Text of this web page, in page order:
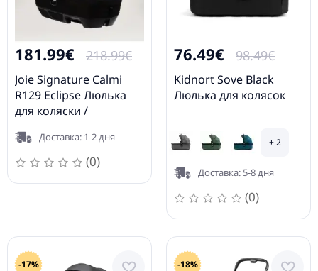
181.99€ 218.99€
Joie Signature Calmi
R129 Eclipse Люлька
для коляски /
Доставка: 1-2 дня
(0)
76.49€ 98.49€
Kidnort Sove Black
Люлька для колясок
+ 2
Доставка: 5-8 дня
(0)
-17% -18%